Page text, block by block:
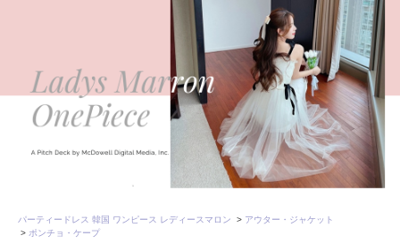
パーティードレス 韓国 ワンピース レディースマロン > アウター・ジャケット
> ポンチョ・ケープ